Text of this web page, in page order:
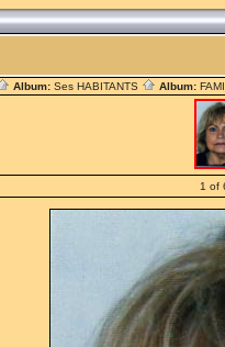
Album: Ses HABITANTS Album:
1 of